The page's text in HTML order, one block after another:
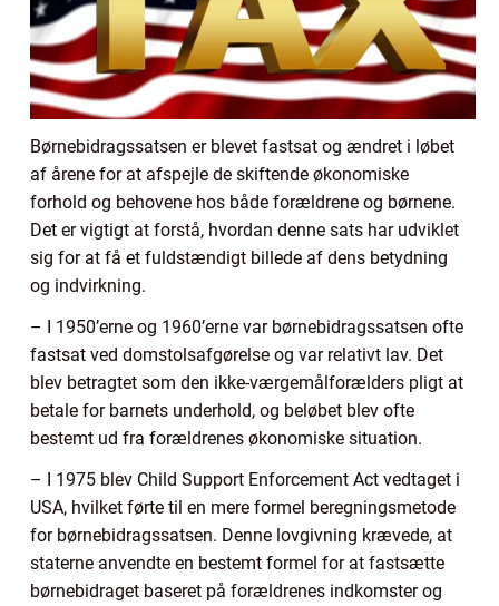
Børnebidragssatsen er blevet fastsat og ændret i løbet
af årene for at afspejle de skiftende økonomiske
forhold og behovene hos både forældrene og børnene.
Det er vigtigt at forstå, hvordan denne sats har udviklet
sig for at få et fuldstændigt billede af dens betydning
og indvirkning.
– I 1950’erne og 1960’erne var børnebidragssatsen ofte
fastsat ved domstolsafgørelse og var relativt lav. Det
blev betragtet som den ikke-værgemålforælders pligt at
betale for barnets underhold, og beløbet blev ofte
bestemt ud fra forældrenes økonomiske situation.
– I 1975 blev Child Support Enforcement Act vedtaget i
USA, hvilket førte til en mere formel beregningsmetode
for børnebidragssatsen. Denne lovgivning krævede, at
staterne anvendte en bestemt formel for at fastsætte
børnebidraget baseret på forældrenes indkomster og